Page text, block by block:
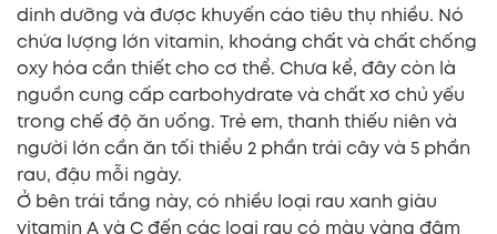
dinh dưỡng và được khuyến cáo tiêu thụ nhiều. Nó
chứa lượng lớn vitamin, khoáng chất và chất chống
oxy hóa cần thiết cho cơ thể. Chưa kể, đây còn là
nguồn cung cấp carbohydrate và chất xơ chủ yếu
trong chế độ ăn uống. Trẻ em, thanh thiếu niên và
người lớn cần ăn tối thiểu 2 phần trái cây và 5 phần
rau, đậu mỗi ngày.
Ở bên trái tầng này, có nhiều loại rau xanh giàu
vitamin A và C đến các loại rau có màu vàng đậm